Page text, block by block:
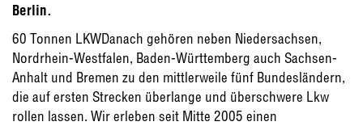
Berlin.
60 Tonnen LKWDanach gehören neben Niedersachsen,
Nordrhein-Westfalen, Baden-Württemberg auch Sachsen-
Anhalt und Bremen zu den mittlerweile fünf Bundesländern,
die auf ersten Strecken überlange und überschwere Lkw
rollen lassen. Wir erleben seit Mitte 2005 einen